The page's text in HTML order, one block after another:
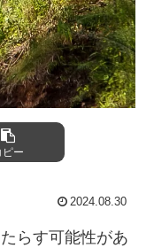
ピー
2024.08.30
らす可能性があ